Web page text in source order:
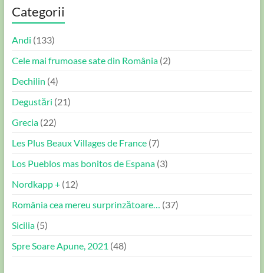
Categorii
Andi (133)
Cele mai frumoase sate din România(2)
Dechilin (4)
Degustări (21)
Grecia(22)
Les Plus Beaux Villages de France(7)
Los Pueblos mas bonitos de Espana(3)
Nordkapp +(12)
România cea mereu surprinzătoare… (37)
Sicilia(5)
Spre Soare Apune, 2021 (48)